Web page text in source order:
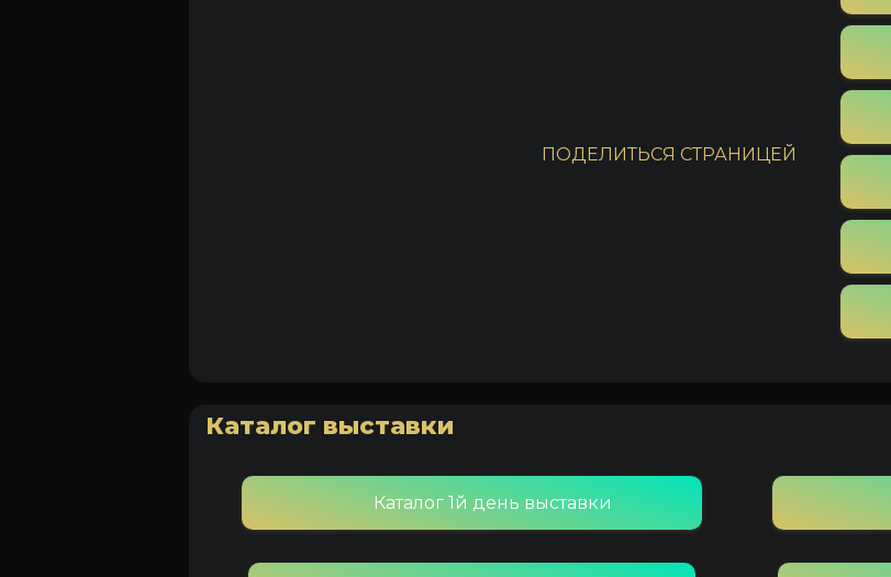
ПОДЕЛИТЬСЯ СТРАНИЦЕЙ
Каталог выставки
Каталог 1й день выставки